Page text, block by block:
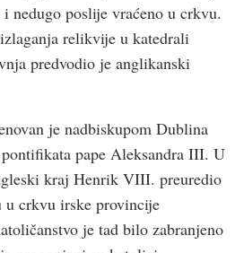
i nedugo poslije vraćeno u crkvu.
relikvije u katedrali
predvodio je anglikanski
je nadbiskupom Dublina
pape Aleksandra III. U
kraj Henrik VIII. preuredio
crkvu irske provincije
je tad bilo zabranjeno